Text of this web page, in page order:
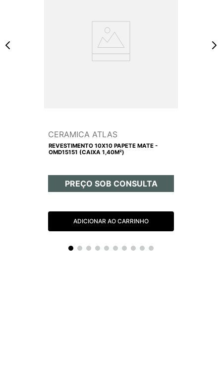
CERAMICA ATLAS
REVESTIMENTO 10X10 PAPETE MATE -
OMD15151 (CAIXA 1,40M²)
PREÇO SOB CONSULTA
ADICIONAR AO CARRINHO